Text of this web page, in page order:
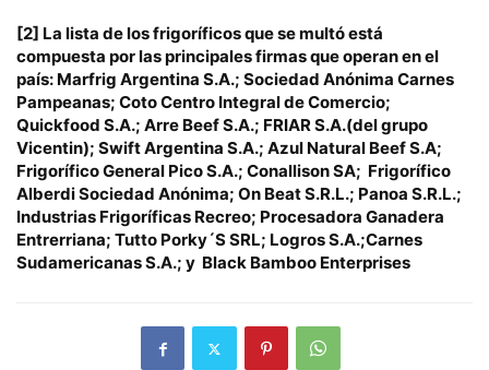
[2] La lista de los frigoríficos que se multó está
compuesta por las principales firmas que operan en el
país: Marfrig Argentina S.A.; Sociedad Anónima Carnes
Pampeanas; Coto Centro Integral de Comercio;
Quickfood S.A.; Arre Beef S.A.; FRIAR S.A.(del grupo
Vicentin); Swift Argentina S.A.; Azul Natural Beef S.A;
Frigorífico General Pico S.A.; Conallison SA; Frigorífico
Alberdi Sociedad Anónima; On Beat S.R.L.; Panoa S.R.L.;
Industrias Frigoríficas Recreo; Procesadora Ganadera
Entrerriana; Tutto Porky´S SRL; Logros S.A.;Carnes
Sudamericanas S.A.; y Black Bamboo Enterprises